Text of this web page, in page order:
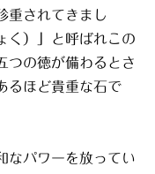
重されてきまし
）」と呼ばれこの
つの徳が備わるとさ
るほど貴重な石で
なパワーを放ってい